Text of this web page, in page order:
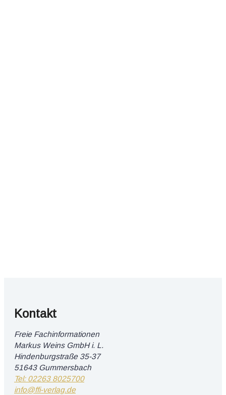
Kontakt
Freie Fachinformationen
Markus Weins GmbH i. L.
Hindenburgstraße 35-37
51643 Gummersbach
Tel: 02263 8025700
info@ffi-verlag.de